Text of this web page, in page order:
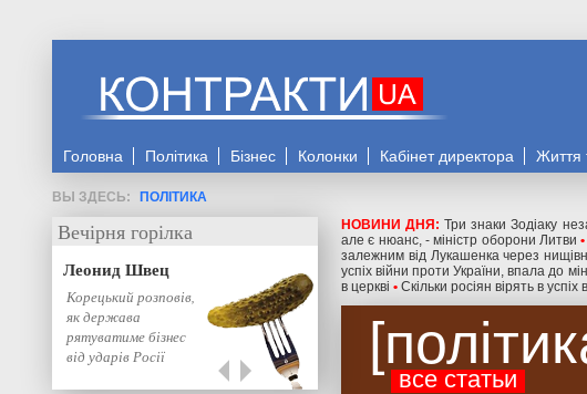
Головна Політика Бізнес Колонки Кабінет директора Життя
ПОЛІТИКА
НОВИНИ ДНЯ:Три знаки Зодіаку
але є нюанс, - міністр оборони Литви •
залежним від Лукашенка через
успіх війни проти України, впала до
в церкві • Скільки росіян вірять в
все статьи
Вечірня горілка
Леонид Швец
Корецький розповів,
як держава
рятуватиме бізнес
від ударів Росії